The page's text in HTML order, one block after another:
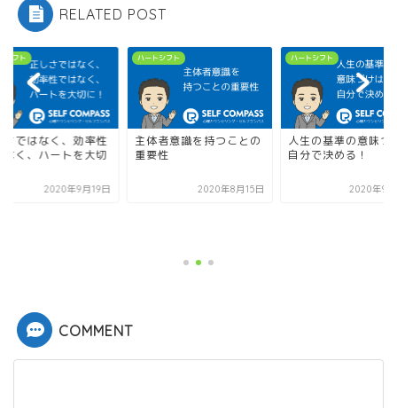
RELATED POST
シフト
者意識を持つことの
性
2020年8月15日
ハートシフト
人生の基準の意味づけは
自分で決める！
2020年9月27日
ハートシフト
COMMENT